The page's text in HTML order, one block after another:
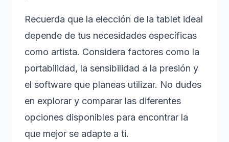
Recuerda que la elección de la tablet ideal
depende de tus necesidades específicas
como artista. Considera factores como la
portabilidad, la sensibilidad a la presión y
el software que planeas utilizar. No dudes
en explorar y comparar las diferentes
opciones disponibles para encontrar la
que mejor se adapte a ti.